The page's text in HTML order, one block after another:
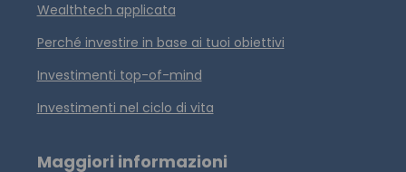
Wealthtech applicata
Perché investire in base ai tuoi obiettivi
Investimenti top-of-mind
Investimenti nel ciclo di vita
Maggiori informazioni